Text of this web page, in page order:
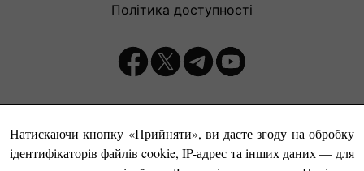
Натискаючи кнопку «Прийняти», ви даєте згоду на обробку
ідентифікаторів файлів cookie, IP-адрес та інших даних — для
Політика доступності